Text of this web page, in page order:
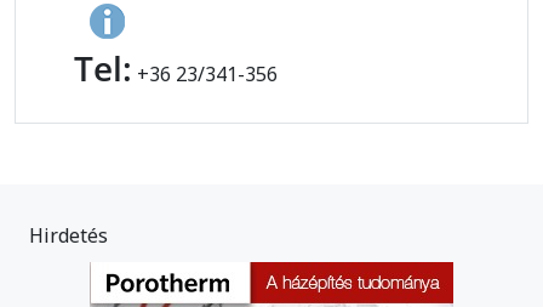
Tel: +36 23/341-356
Hirdetés